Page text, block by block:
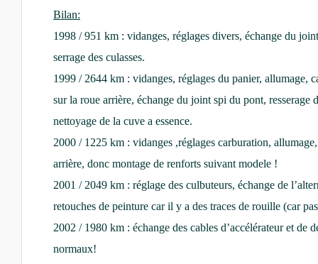
Bilan:
1998 / 951 km : vidanges, réglages divers, échange du
serrage des culasses.
1999 / 2644 km : vidanges, réglages du panier, allumage,
sur la roue arrière, échange du joint spi du pont, resserage
nettoyage de la cuve a essence.
2000 / 1225 km : vidanges ,réglages carburation,
arrière, donc montage de renforts suivant modele !
2001 / 2049 km : réglage des culbuteurs, échange de
retouches de peinture car il y a des traces de rouille (car
2002 / 1980 km : échange des cables d’accélérateur et de
normaux!